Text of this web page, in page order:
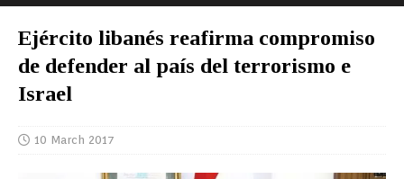
Ejército libanés reafirma compromiso
de defender al país del terrorismo e
Israel
10 March 2017